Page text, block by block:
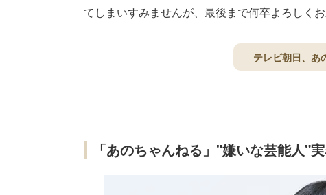
てしまいすみませんが、最後まで何卒よろしく
テレビ朝日、あ
「あのちゃんねる」"嫌いな芸能人"